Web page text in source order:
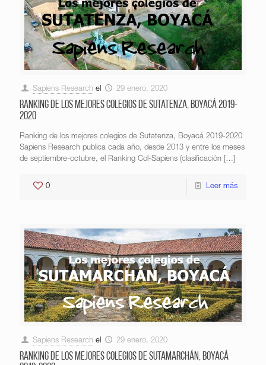
Sapiens Research el 29 enero, 2020
Ranking de los mejores colegios de Sutatenza, Boyacá 2019-
2020
Ranking de los mejores colegios de Sutatenza, Boyacá 2019-2020
Sapiens Research publica cada año, desde 2013 y entre los meses
de septiembre-octubre, el Ranking Col-Sapiens (clasificación […]
0 Leer más
Sapiens Research el 29 enero, 2020
Ranking de los mejores colegios de Sutamarchán, Boyacá